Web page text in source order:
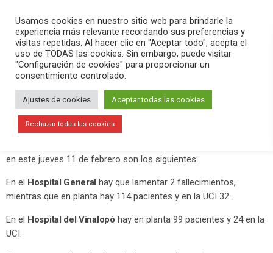
search menu pause PLAY
febrero 11, 2021
Ya se aprecia un descenso de casos
de coronavirus en los hospitales,
pero sigue habiendo fallecimientos
en este jueves 11 de febrero son los siguientes:
En el Hospital General hay que lamentar 2 fallecimientos,
mientras que en planta hay 114 pacientes y en la UCI 32.
En el Hospital del Vinalopó hay en planta 99 pacientes y 24 en la
UCI.
Usamos cookies en nuestro sitio web para brindarle la
experiencia más relevante recordando sus preferencias y
visitas repetidas. Al hacer clic en "Aceptar todo", acepta el
uso de TODAS las cookies. Sin embargo, puede visitar
"Configuración de cookies" para proporcionar un
consentimiento controlado.
Ajustes de cookies Aceptar todas las cookies
Rechazar todas las cookies